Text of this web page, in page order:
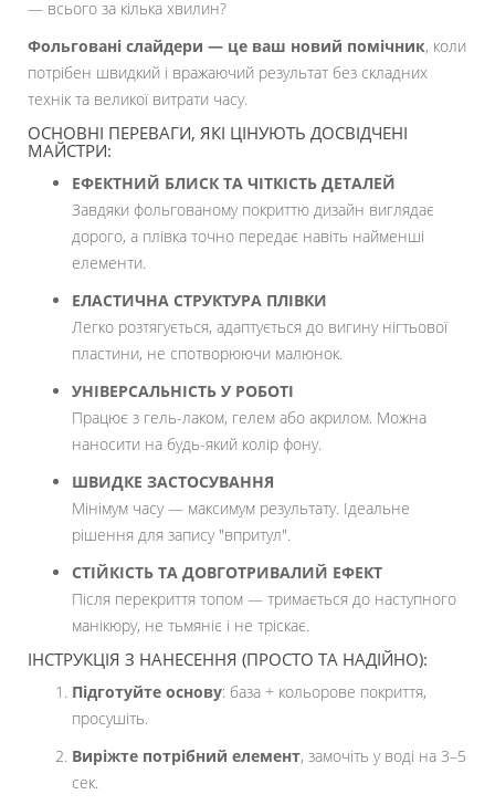
— всього за кілька хвилин?
Фольговані слайдери — це ваш новий помічник, коли
потрібен швидкий і вражаючий результат без складних
технік та великої витрати часу.
ОСНОВНІ ПЕРЕВАГИ, ЯКІ ЦІНУЮТЬ ДОСВІДЧЕНІ
МАЙСТРИ:
ЕФЕКТНИЙ БЛИСК ТА ЧІТКІСТЬ ДЕТАЛЕЙ
Завдяки фольгованому покриттю дизайн виглядає
дорого, а плівка точно передає навіть найменші
елементи.
ЕЛАСТИЧНА СТРУКТУРА ПЛІВКИ
Легко розтягується, адаптується до вигину нігтьової
пластини, не спотворюючи малюнок.
УНІВЕРСАЛЬНІСТЬ У РОБОТІ
Працює з гель-лаком, гелем або акрилом. Можна
наносити на будь-який колір фону.
ШВИДКЕ ЗАСТОСУВАННЯ
Мінімум часу — максимум результату. Ідеальне
рішення для запису "впритул".
СТІЙКІСТЬ ТА ДОВГОТРИВАЛИЙ ЕФЕКТ
Після перекриття топом — тримається до наступного
манікюру, не тьмяніє і не тріскає.
ІНСТРУКЦІЯ З НАНЕСЕННЯ (ПРОСТО ТА НАДІЙНО):
Підготуйте основу: база + кольорове покриття,
просушіть.
Виріжте потрібний елемент, замочіть у воді на 3–5
сек.